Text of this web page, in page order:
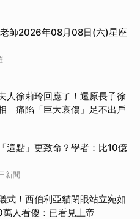
師2026年08月08日(六)星座
人徐莉玲回應了！還原長子徐
痛陷「巨大哀傷」足不出戶
這點」更致命？學者：比10億
新聞
式！西伯利亞貓閉眼站立宛如
人看傻：已看見上帝